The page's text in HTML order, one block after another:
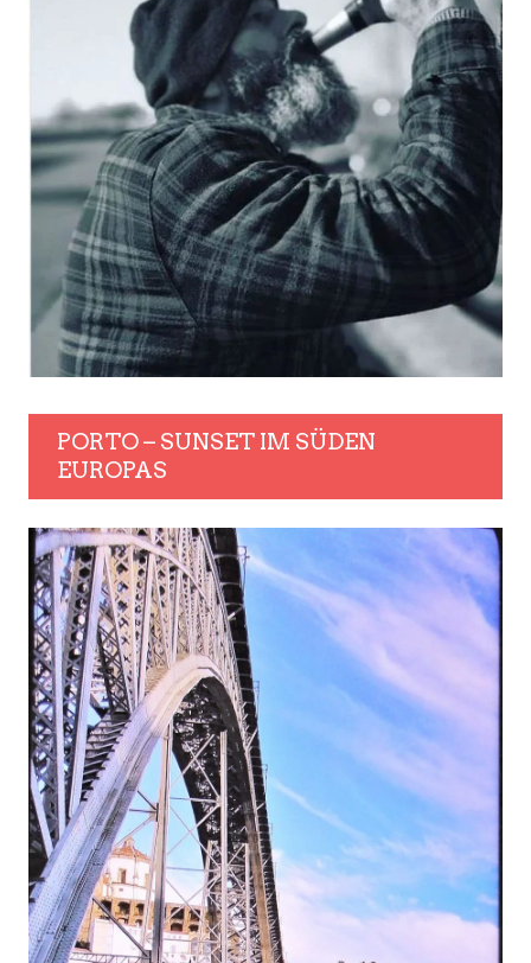
PORTO – SUNSET IM SÜDEN
EUROPAS